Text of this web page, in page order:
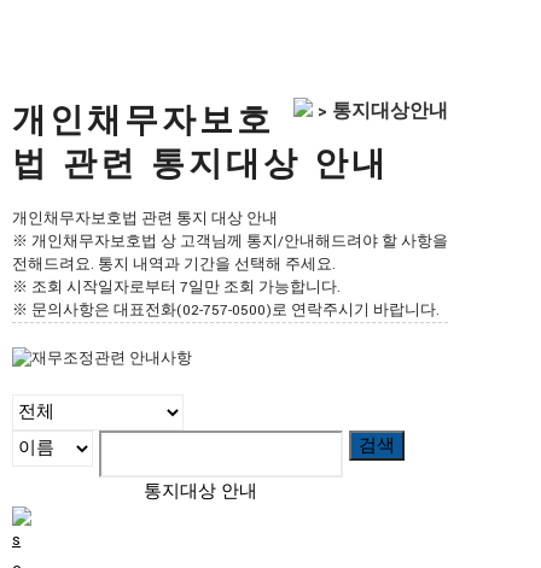
> 통지대상안내
개인채무자보호
법 관련 통지대상 안내
개인채무자보호법 관련 통지 대상 안내
※ 개인채무자보호법 상 고객님께 통지/안내해드려야 할 사항을
전해드려요. 통지 내역과 기간을 선택해 주세요.
※ 조회 시작일자로부터 7일만 조회 가능합니다.
※ 문의사항은 대표전화(02-757-0500)로 연락주시기 바랍니다.
검색
통지대상 안내